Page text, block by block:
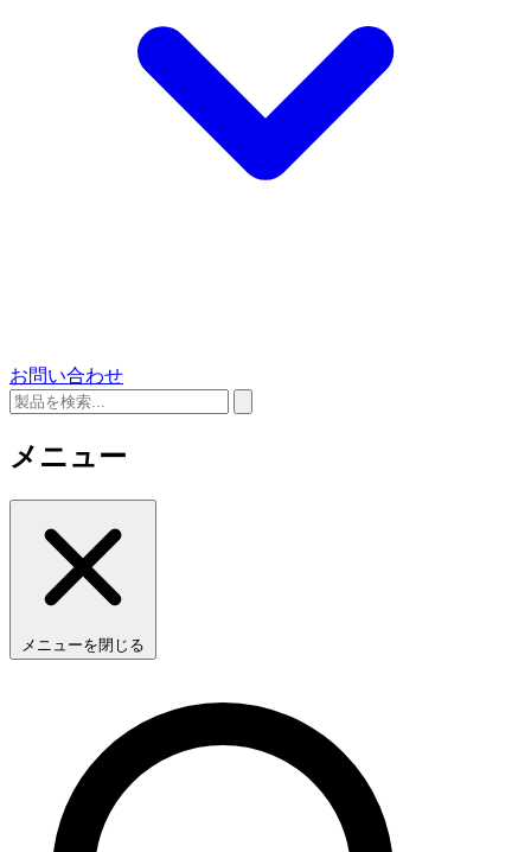
お問い合わせ
メニュー
メニューを閉じる